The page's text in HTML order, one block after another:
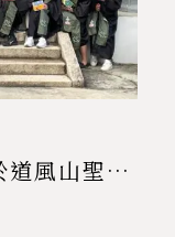
靈修指導老師及畢業生攝於道風山聖殿門前 8/11/2022畢業營